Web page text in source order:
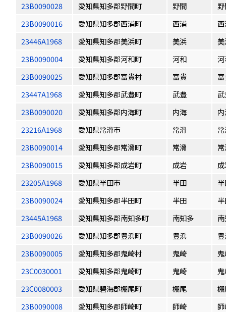
23B0090028
愛知県知多郡野間町 野間
23B0090016
愛知県知多郡西浦町 西浦
23446A1968
愛知県知多郡美浜町 美浜
23B0090004
愛知県知多郡河和町 河和
23B0090025
愛知県知多郡富貴村 富貴
23447A1968
愛知県知多郡武豊町 武豊
23B0090020
愛知県知多郡内海町 内海
23216A1968
愛知県常滑市 常滑
23B0090014
愛知県知多郡常滑町 常滑
23B0090015
愛知県知多郡成岩町 成岩
23205A1968
愛知県半田市 半田
23B0090024
愛知県知多郡半田町 半田
23445A1968
愛知県知多郡南知多町 南知多
23B0090026
愛知県知多郡豊浜町 豊浜
23B0090005
愛知県知多郡鬼崎村 鬼崎
23C0030001
愛知県知多郡鬼崎町 鬼崎
23C0080003
愛知県碧海郡棚尾町 棚尾
23B0090008
愛知県知多郡師崎町 師崎